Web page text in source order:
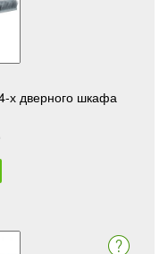
х дверного шкафа